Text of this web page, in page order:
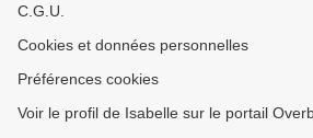
C.G.U.
Cookies et données personnelles
Préférences cookies
Voir le profil de Isabelle sur le portail